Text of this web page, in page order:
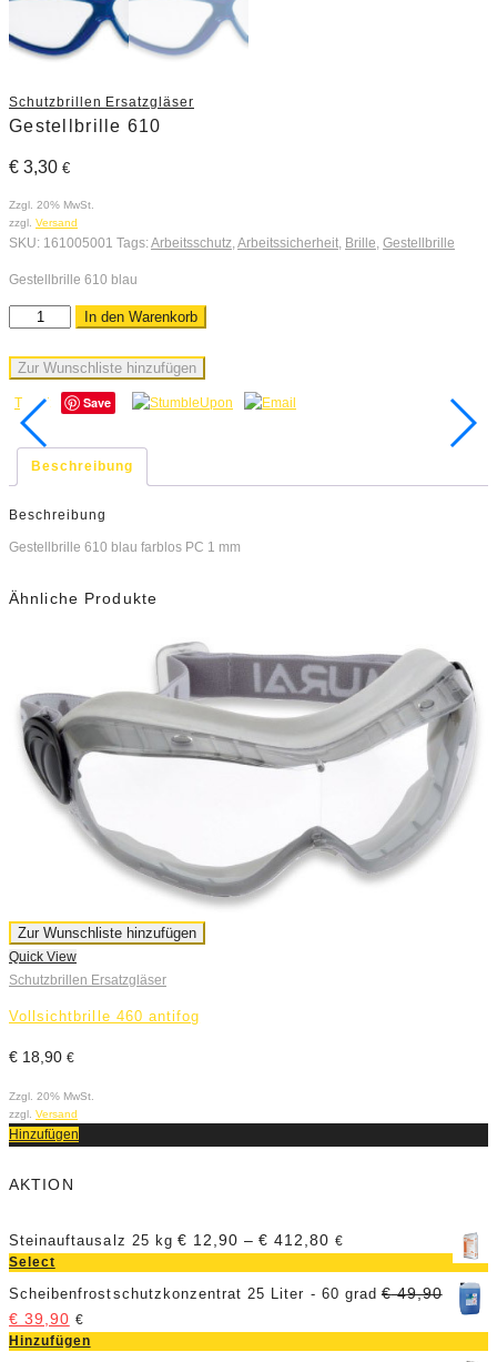
Schutzbrillen Ersatzgläser
Gestellbrille 610
€ 3,30 €
Zzgl. 20% MwSt.
zzgl. Versand
SKU: 161005001 Tags:Arbeitsschutz,Arbeitssicherheit, Brille, Gestellbrille
Gestellbrille 610 blau
In den Warenkorb
Zur Wunschliste hinzufügen
Tweet Save
Beschreibung
Beschreibung
Gestellbrille 610 blau farblos PC 1 mm
Ähnliche Produkte
Zur Wunschliste hinzufügen
Quick View
Schutzbrillen Ersatzgläser
Vollsichtbrille 460 antifog
€ 18,90 €
Zzgl. 20% MwSt.
zzgl. Versand
Hinzufügen
AKTION
Steinauftausalz 25 kg € 12,90 –€ 412,80 €
Select
Scheibenfrostschutzkonzentrat 25 Liter - 60 grad €49,90
€ 39,90 €
Hinzufügen